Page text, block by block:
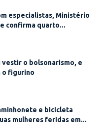
especialistas, Ministério
confirma quarto...
vestir o bolsonarismo, e
o figurino
e bicicleta
mulheres feridas em...